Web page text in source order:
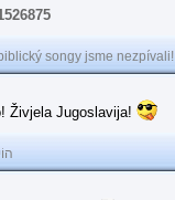
songy jsme nezpívali!
Živjela Jugoslavija!